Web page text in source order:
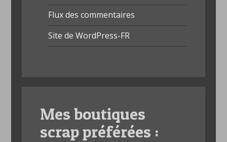
Flux des commentaires
Site de WordPress-FR
Mes boutiques
scrap préférées :